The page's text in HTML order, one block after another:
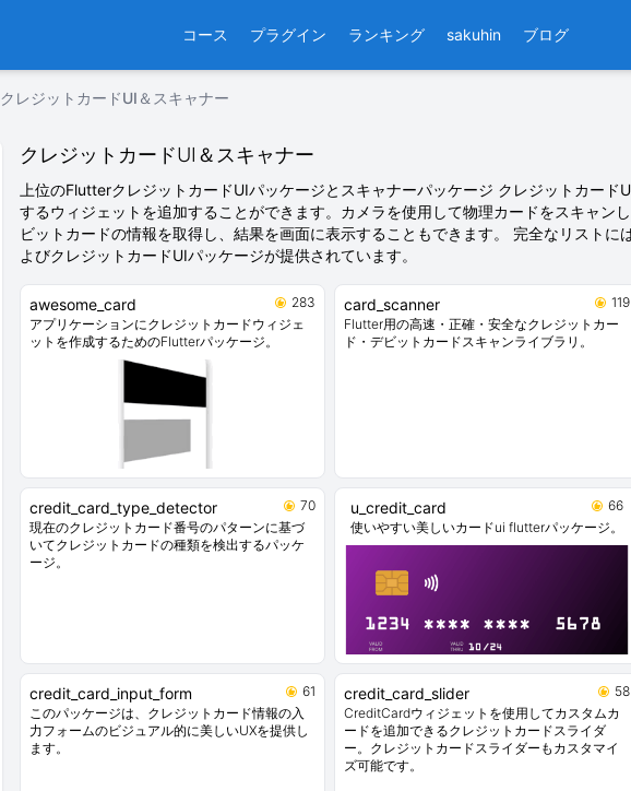
コース プラグイン ランキング sakuhin ブログ
クレジットカードUI＆スキャナー
クレジットカードUI＆スキャナー
上位のFlutterクレジットカードUIパッケージとスキャナーパッケージ クレジットカー
するウィジェットを追加することができます。カメラを使用して物理カードをスキャン
ビットカードの情報を取得し、結果を画面に表示することもできます。 完全なリスト
よびクレジットカードUIパッケージが提供されています。
awesome_card
283
アプリケーションにクレジットカードウィジェ
ットを作成するためのFlutterパッケージ。
card_scanner
119
Flutter用の高速・正確・安全なクレジットカー
ド・デビットカードスキャンライブラリ。
credit_card_type_detector
70
現在のクレジットカード番号のパターンに基づ
いてクレジットカードの種類を検出するパッケ
ージ。
u_credit_card
66
使いやすい美しいカードui flutterパッケージ。
credit_card_input_form
61
このパッケージは、クレジットカード情報の入
力フォームのビジュアル的に美しいUXを提供し
ます。
credit_card_slider
58
CreditCardウィジェットを使用してカスタムカ
ードを追加できるクレジットカードスライダ
ー。クレジットカードスライダーもカスタマイ
ズ可能です。